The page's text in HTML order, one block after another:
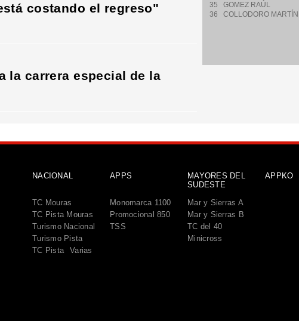
costando el regreso"
la carrera especial de la
35
GOMEZ RAÚL
36
COLLODORO MARTÍN
NACIONAL
TC Mouras
TC Pista Mouras
Turismo Nacional
Turismo Pista
TC Pista
Varias
APPS
Monomarca 1100
Promocional 850
TSS
MAYORES DEL
SUDESTE
Mar y Sierras A
Mar y Sierras B
TC del 40
Minicross
APPKO